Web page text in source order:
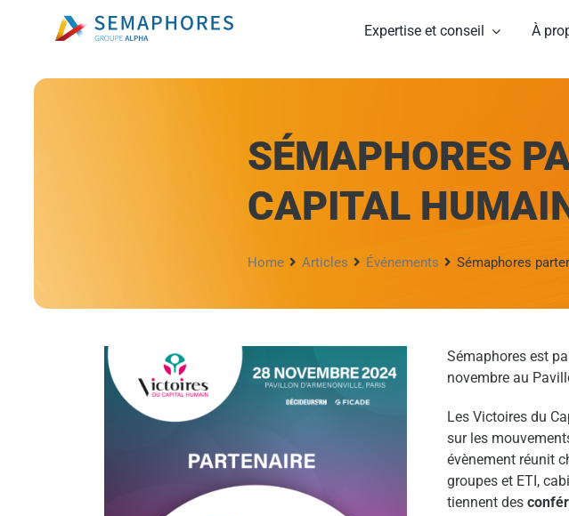
Expertise et conseil À
SÉMAPHORES
CAPITAL
Home Articles Événements Sémaphores
Sémaphores est
novembre au
Les Victoires du
sur les
évènement réunit
groupes et ETI,
tiennent des